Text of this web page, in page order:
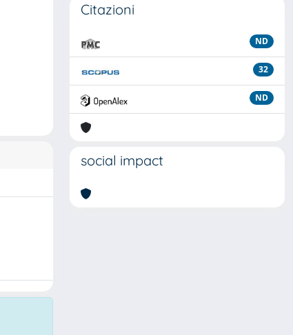
Citazioni
ND
32
ND
social impact